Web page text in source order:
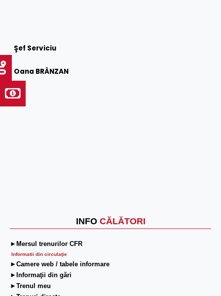
INFO CĂLĂTORI
►Mersul trenurilor CFR
Informatii din circulaţie
►Camere web / tabele informare
►Informaţii din gări
►Trenul meu
Şef Serviciu
Oana BRÂNZAN